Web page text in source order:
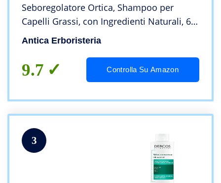
Seboregolatore Ortica, Shampoo per
Capelli Grassi, con Ingredienti Naturali, 6
pezzi x 250 ml
Antica Erboristeria
9.7 Controlla Su Amazon
3